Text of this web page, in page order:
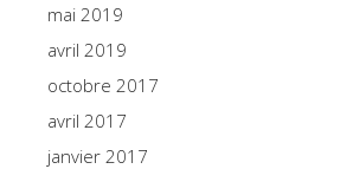
mai 2019
avril 2019
octobre 2017
avril 2017
janvier 2017